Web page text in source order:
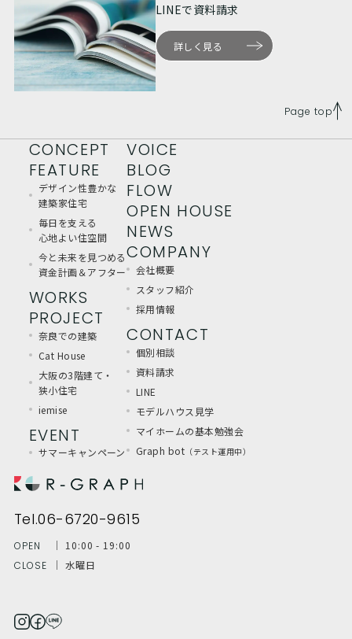
LINEで資料請求
詳しく見る
Page top
CONCEPT
FEATURE
デザイン性豊かな
建築家住宅
毎日を支える
心地よい住空間
今と未来を見つめる
資金計画＆アフター
WORKS
PROJECT
奈良での建築
Cat House
大阪の3階建て・
狭小住宅
iemise
EVENT
サマーキャンペーン
VOICE
BLOG
FLOW
OPEN HOUSE
NEWS
COMPANY
会社概要
スタッフ紹介
採用情報
CONTACT
個別相談
資料請求
LINE
モデルハウス見学
マイホームの基本勉強会
Graph bot （テスト運用中）
Tel.06-6720-9615
OPEN
│ 10:00 - 19:00
CLOSE
│ 水曜日